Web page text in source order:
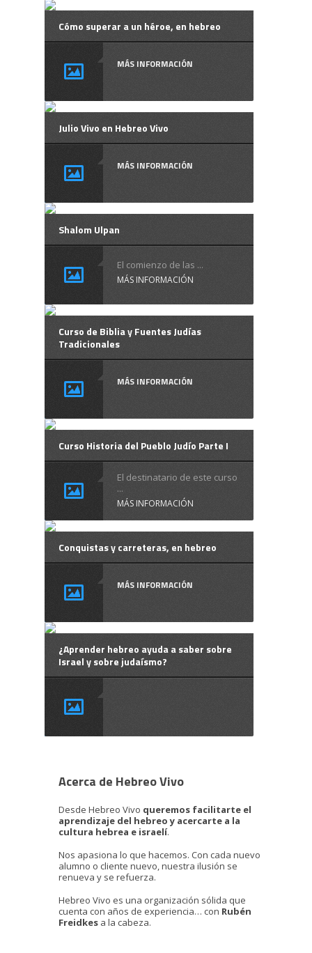
Cómo superar a un héroe, en hebreo
MÁS INFORMACIÓN
Julio Vivo en Hebreo Vivo
MÁS INFORMACIÓN
Shalom Ulpan
El comienzo de las ...
MÁS INFORMACIÓN
Curso de Biblia y Fuentes Judías
Tradicionales
MÁS INFORMACIÓN
Curso Historia del Pueblo Judío Parte I
El destinatario de este curso
...
MÁS INFORMACIÓN
Conquistas y carreteras, en hebreo
MÁS INFORMACIÓN
¿Aprender hebreo ayuda a saber sobre
Israel y sobre judaísmo?
Acerca de Hebreo Vivo
Desde Hebreo Vivo queremos facilitarte el
aprendizaje del hebreo y acercarte a la
cultura hebrea e israelí.
Nos apasiona lo que hacemos. Con cada nuevo
alumno o cliente nuevo, nuestra ilusión se
renueva y se refuerza.
Hebreo Vivo es una organización sólida que
cuenta con años de experiencia… con Rubén
Freidkes a la cabeza.